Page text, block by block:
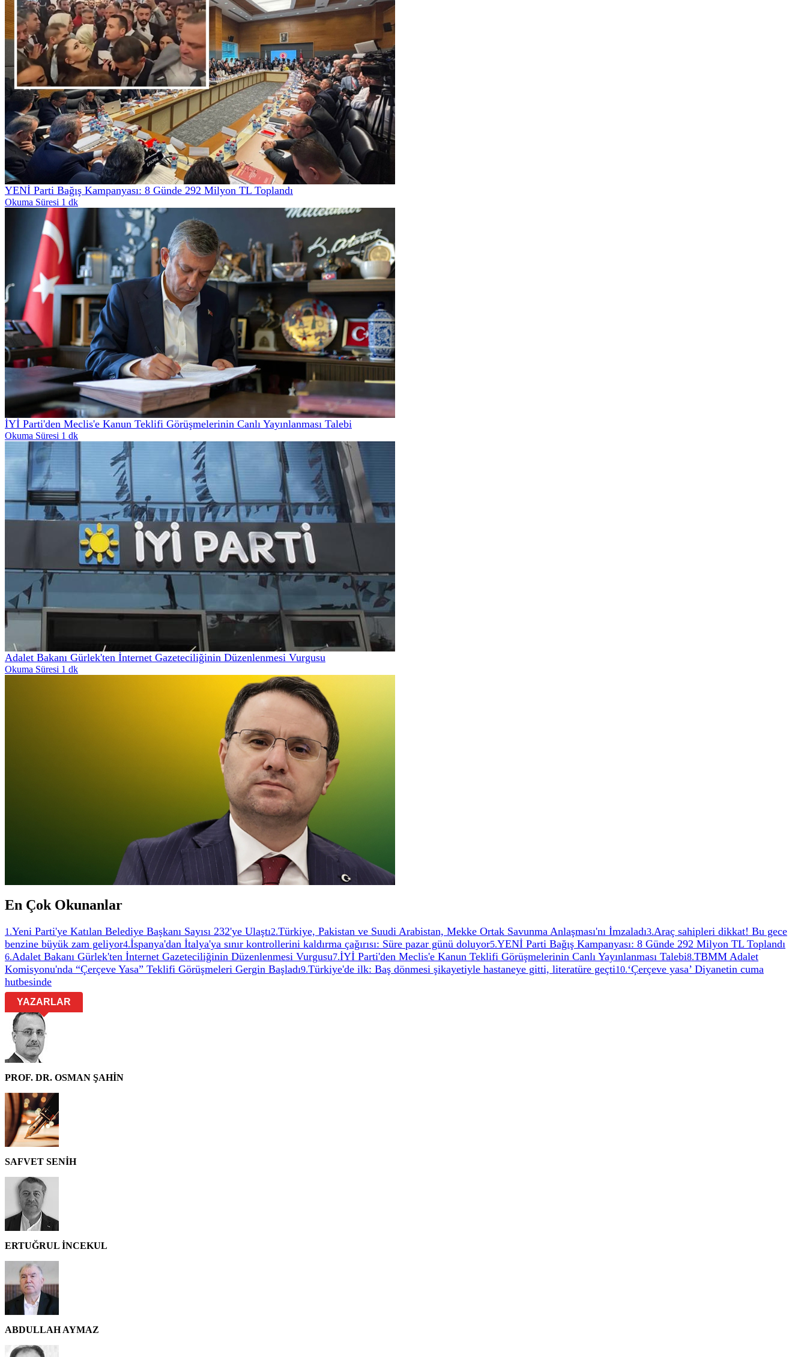
YENİ Parti Bağış Kampanyası: 8 Günde 292 Milyon TL Toplandı
Okuma Süresi 1 dk
İYİ Parti'den Meclis'e Kanun Teklifi Görüşmelerinin Canlı Yayınlanması Talebi
Okuma Süresi 1 dk
Adalet Bakanı Gürlek'ten İnternet Gazeteciliğinin Düzenlenmesi Vurgusu
Okuma Süresi 1 dk
En Çok Okunanlar
1 .Yeni Parti'ye Katılan Belediye Başkanı Sayısı 232'ye Ulaştı2.Türkiye, Pakistan ve Suudi Arabistan, Mekke Ortak Savunma Anlaşması'nı İmzaladı3.Araç sahipleri dikkat! Bu gece
benzine büyük zam geliyor4.İspanya'dan İtalya'ya sınır kontrollerini kaldırma çağırısı: Süre pazar günü doluyor5.YENİ Parti Bağış Kampanyası: 8 Günde 292 Milyon TL Toplandı
6.Adalet Bakanı Gürlek'ten İnternet Gazeteciliğinin Düzenlenmesi Vurgusu7.İYİ Parti'den Meclis'e Kanun Teklifi Görüşmelerinin Canlı Yayınlanması Talebi8.TBMM Adalet
Komisyonu'nda “Çerçeve Yasa” Teklifi Görüşmeleri Gergin Başladı9.Türkiye'de ilk: Baş dönmesi şikayetiyle hastaneye gitti, literatüre geçti10.‘Çerçeve yasa’ Diyanetin cuma
hutbesinde
YAZARLAR
PROF. DR. OSMAN ŞAHİN
SAFVET SENİH
ERTUĞRUL İNCEKUL
ABDULLAH AYMAZ